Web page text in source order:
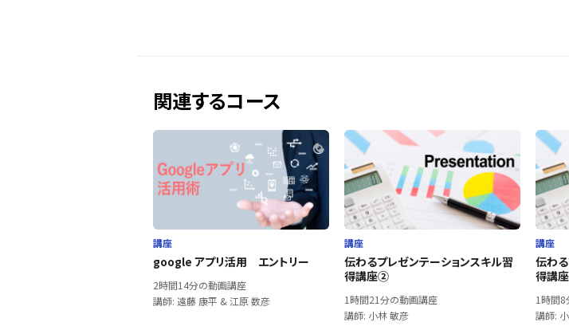
関連するコース
講座
google アプリ活用 エントリー
2時間14分の動画講座
講師: 遠藤 康平 & 江原 数彦
講座
伝わるプレゼンテーションスキル習
得講座②
1時間21分の動画講座
講師: 小林 敏彦
講座
伝わ
得講
1時間8
講師: